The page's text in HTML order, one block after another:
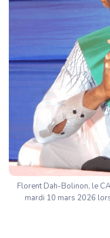
Florent Dah-Bolinon, le
mardi 10 mars 2026